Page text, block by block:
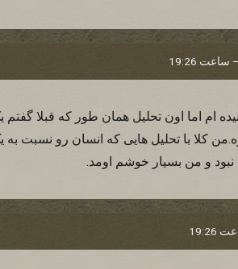
ام اما اون تحلیل همان طور که قبلا گفتم
کلا با تحلیل هایی که انسان رو نسبت به
نبود و من بسیار خوشم اومد.